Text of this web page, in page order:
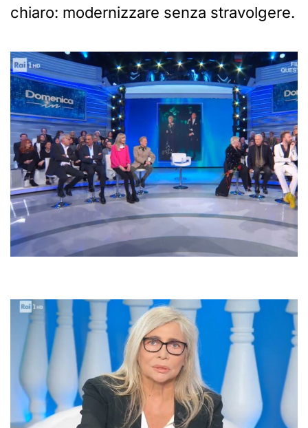
chiaro: modernizzare senza stravolgere.